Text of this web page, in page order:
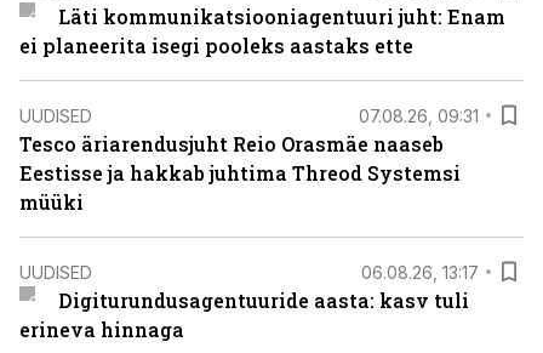
Läti kommunikatsiooniagentuuri juht: Enam
ei planeerita isegi pooleks aastaks ette
UUDISED 07.08.26, 09:31
Tesco äriarendusjuht Reio Orasmäe naaseb
Eestisse ja hakkab juhtima Threod Systemsi
müüki
UUDISED 06.08.26, 13:17
Digiturundusagentuuride aasta: kasv tuli
erineva hinnaga